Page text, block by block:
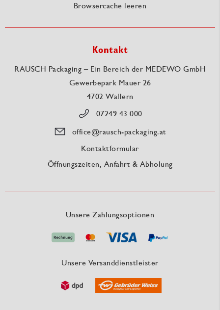
Browsercache leeren
Kontakt
RAUSCH Packaging – Ein Bereich der MEDEWO GmbH
Gewerbepark Mauer 26
4702 Wallern
07249 43 000
office@rausch-packaging.at
Kontaktformular
Öffnungszeiten, Anfahrt & Abholung
Unsere Zahlungsoptionen
Unsere Versanddienstleister